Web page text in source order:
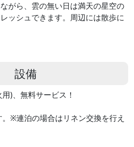
がら、雲の無い日は満天の星空の
ッシュできます。周辺には散歩に
設備
)、無料サービス！
※連泊の場合はリネン交換を行え